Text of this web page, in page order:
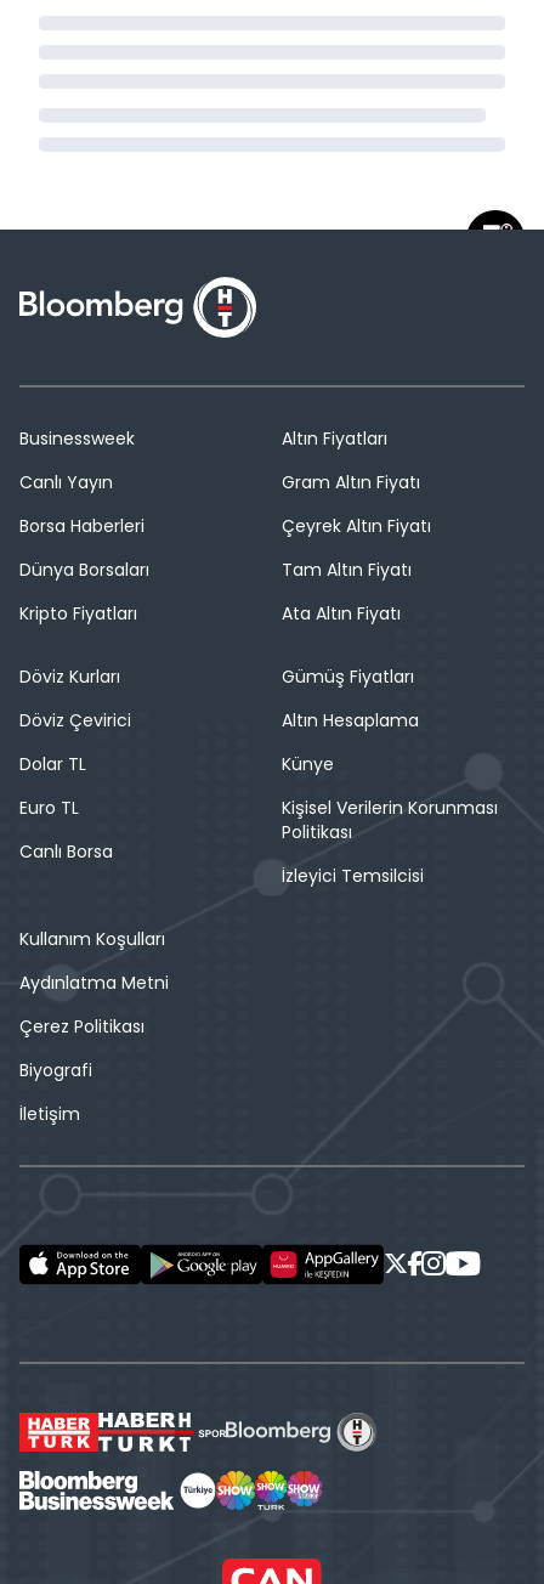
Businessweek
Canlı Yayın
Borsa Haberleri
Dünya Borsaları
Kripto Fiyatları
Altın Fiyatları
Gram Altın Fiyatı
Çeyrek Altın Fiyatı
Tam Altın Fiyatı
Ata Altın Fiyatı
Döviz Kurları
Döviz Çevirici
Dolar TL
Euro TL
Canlı Borsa
Gümüş Fiyatları
Altın Hesaplama
Künye
Kişisel Verilerin Korunması
Politikası
İzleyici Temsilcisi
Kullanım Koşulları
Aydınlatma Metni
Çerez Politikası
Biyografi
İletişim